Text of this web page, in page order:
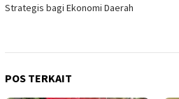
Strategis bagi Ekonomi Daerah
POS TERKAIT